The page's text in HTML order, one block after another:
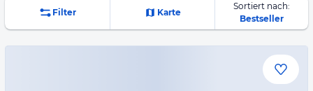
Filter Karte
Sortiert nach:
Bestseller